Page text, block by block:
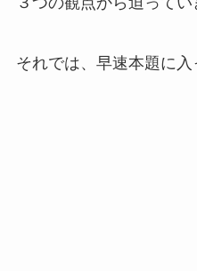
それでは、早速本題に入